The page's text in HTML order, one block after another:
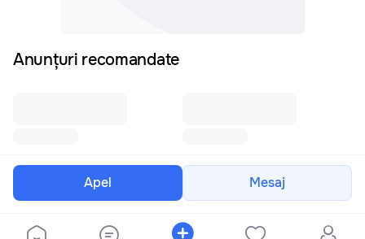
Anunțuri recomandate
Apel Mesaj